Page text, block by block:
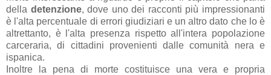
della detenzione, dove uno dei racconti più impressionanti
è l'alta percentuale di errori giudiziari e un altro dato che lo è
altrettanto, è l'alta presenza rispetto all'intera popolazione
carceraria, di cittadini provenienti dalle comunità nera e
ispanica.
Inoltre la pena di morte costituisce una vera e propria